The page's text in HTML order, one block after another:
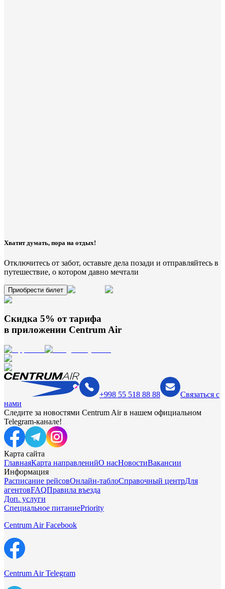
Хватит думать, пора на отдых!
Отключитесь от забот, оставьте дела позади и отправляйтесь в
путешествие, о котором давно мечтали
Приобрести билет
Скидка 5% от тарифа
в приложении Centrum Air
+998 55 518 88 88
Связаться с
нами
Следите за новостями Centrum Air в нашем официальном
Telegram-канале!
Карта сайта
ГлавнаяКарта направленийО насНовостиВакансии
Информация
Расписание рейсовОнлайн-таблоСправочный центрДля
агентовFAQПравила въезда
Доп. услуги
Специальное питаниеPriority
Centrum Air Facebook
Centrum Air Telegram